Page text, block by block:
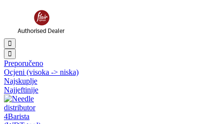
Preporučeno
Ocjeni (visoka -> niska)
Najskuplje
Najjeftinije